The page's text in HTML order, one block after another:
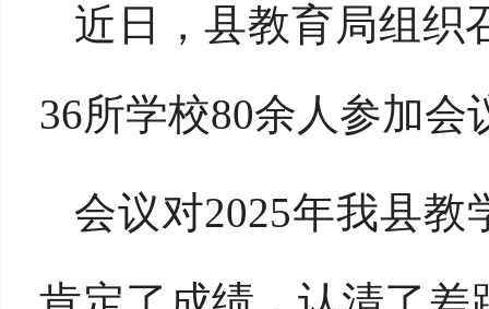
近 日，县教育局组织
36所学校80余人参加会
会议对2025年我县教